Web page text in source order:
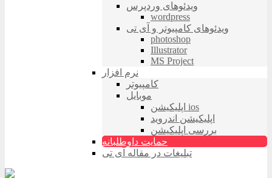
ویدئوهای وردپرس
wordpress
ویدئوهای کامپیوتر و آی تی
photoshop
Illustrator
MS Project
نرم افزار
کامپیوتر
موبایل
اپلیکیشن ios
اپلیکیشن اندروید
بررسی اپلیکیشن
حمایت داوطلبانه
تبلیغات در مقاله آی تی